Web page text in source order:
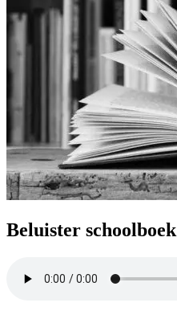
Beluister schoolboek